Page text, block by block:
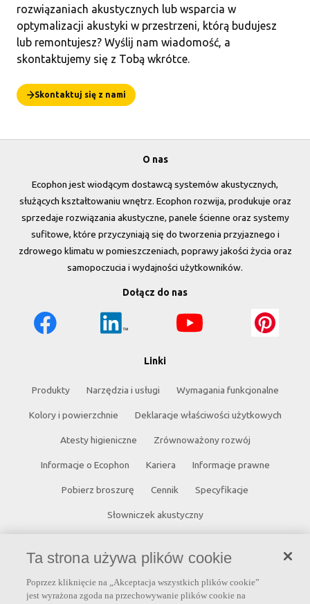
rozwiązaniach akustycznych lub wsparcia w
optymalizacji akustyki w przestrzeni, którą budujesz
lub remontujesz? Wyślij nam wiadomość, a
skontaktujemy się z Tobą wkrótce.
Skontaktuj się z nami
O nas
Ecophon jest wiodącym dostawcą systemów akustycznych,
służących kształtowaniu wnętrz. Ecophon rozwija, produkuje oraz
sprzedaje rozwiązania akustyczne, panele ścienne oraz systemy
sufitowe, które przyczyniają się do tworzenia przyjaznego i
zdrowego klimatu w pomieszczeniach, poprawy jakości życia oraz
samopoczucia i wydajności użytkowników.
Dołącz do nas
Linki
Produkty Narzędzia i usługi Wymagania funkcjonalne
Kolory i powierzchnie Deklaracje właściwości użytkowych
Atesty higieniczne Zrównoważony rozwój
Informacje o Ecophon Kariera Informacje prawne
Pobierz broszurę Cennik Specyfikacje
Słowniczek akustyczny
ul. Chmielna 69
Ta strona używa plików cookie
Poprzez kliknięcie na „Akceptacja wszystkich plików cookie”
jest wyrażona zgoda na przechowywanie plików cookie na